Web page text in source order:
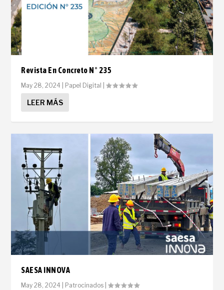
Revista En Concreto N° 235
May 28, 2024 Papel Digital |
LEER MÁS
SAESA INNOVA
May 28, 2024 Patrocinados |